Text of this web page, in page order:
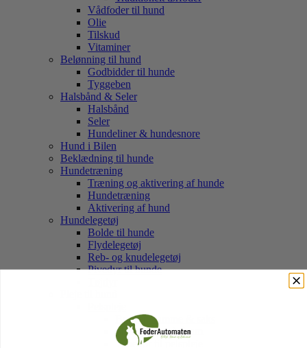
Vådfoder til hund
Olie
Tilskud
Vitaminer
Belønning til hund
Godbidder til hunde
Tyggeben
Halsbånd & Seler
Halsbånd
Seler
Hundeliner & hundesnore
Hund i Bilen
Beklædning til hunde
Hundetræning
Træning og aktivering af hunde
Hundetræning
Aktivering af hund
Hundelegetøj
Bolde til hunde
Flydelegetøj
Reb- og knudelegetøj
Pivedyr til hunde
Børster, kamme & saks
Shampoo og balsam
Tilbehør til pelspleje